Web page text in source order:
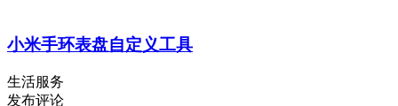
小米手环表盘自定义工具
生活服务
发布评论